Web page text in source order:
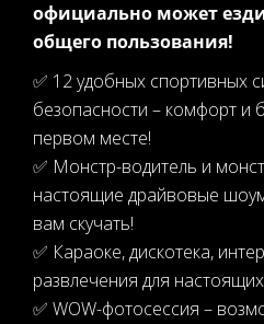
официально может
общего пользования!
✅ 12 удобных спортивных
безопасности – комфорт и
первом месте!
✅ Монстр-водитель и
настоящие драйвовые
вам скучать!
✅ Караоке, дискотека,
развлечения для
✅ WOW-фотосессия –